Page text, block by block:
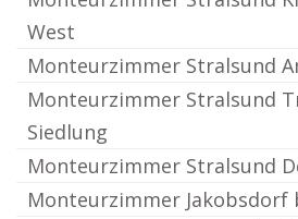
West
Monteurzimmer Stralsund
Monteurzimmer Stralsund
Siedlung
Monteurzimmer Stralsund
Monteurzimmer Jakobsdorf